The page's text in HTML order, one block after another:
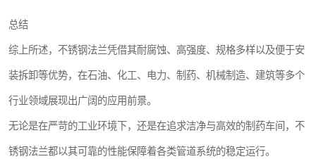
总结
综上所述，不锈钢法兰凭借其耐腐蚀、高强度、规格多样以及便于安
装拆卸等优势，在石油、化工、电力、制药、机械制造、建筑等多个
行业领域展现出广阔的应用前景。
无论是在严苛的工业环境下，还是在追求洁净与高效的制药车间，不
锈钢法兰都以其可靠的性能保障着各类管道系统的稳定运行。